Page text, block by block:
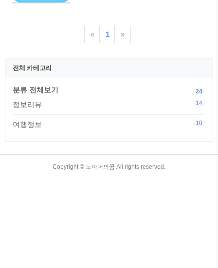
다고 합니다. 이 여행지원금을 한국돈으로
환산하면 약 20~21만원정도 됩니다. 대만
바랍니다. 대만 여행지원금 신청 바로가기
« 1 »
전체 카테고리
분류 전체보기 24
정보리뷰 14
여행정보 10
Copyright © 노마더의꿈 All rights reserved.
TistoryWhaleSkin3.4